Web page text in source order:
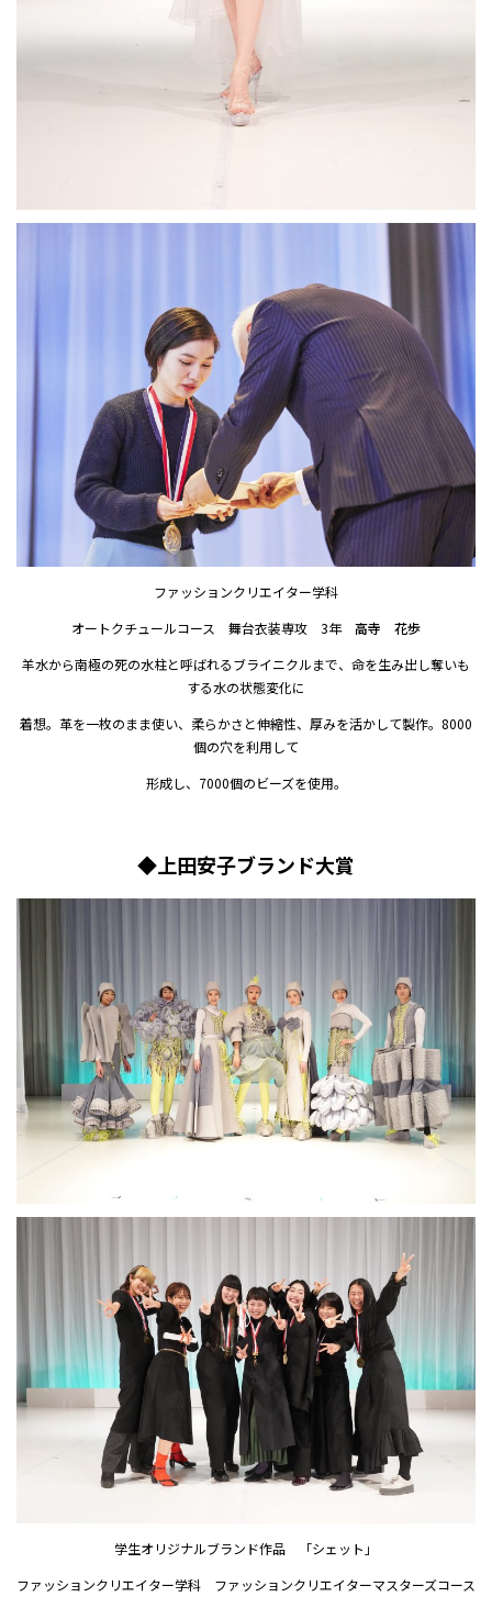
ファッションクリエイター学科
オートクチュールコース 舞台衣装専攻 3年 高寺 花歩
羊水から南極の死の水柱と呼ばれるブライニクルまで、命を生み出し奪いも
する水の状態変化に
着想。革を一枚のまま使い、柔らかさと伸縮性、厚みを活かして製作。8000
個の穴を利用して
形成し、7000個のビーズを使用。
◆上田安子ブランド大賞
学生オリジナルブランド作品 「シェット」
ファッションクリエイター学科 ファッションクリエイターマスターズコース